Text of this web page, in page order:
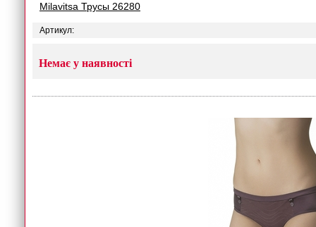
Milavitsa Трусы 26280
Артикул:
Немає у наявності